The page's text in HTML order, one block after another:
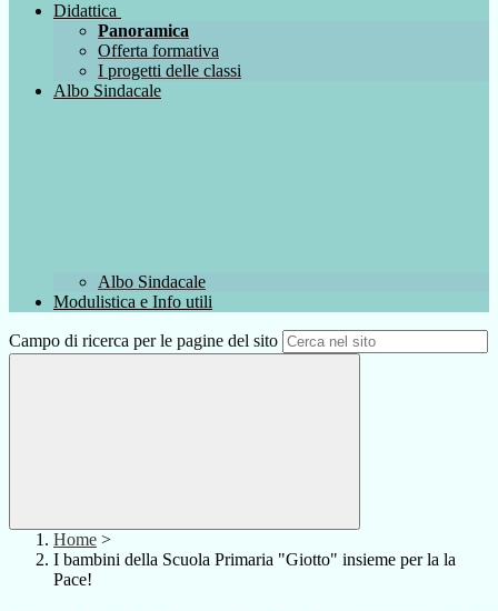
Didattica
Panoramica
Offerta formativa
I progetti delle classi
Albo Sindacale
Albo Sindacale
Modulistica e Info utili
Campo di ricerca per le pagine del sito
Home >
I bambini della Scuola Primaria "Giotto" insieme per la la
Pace!